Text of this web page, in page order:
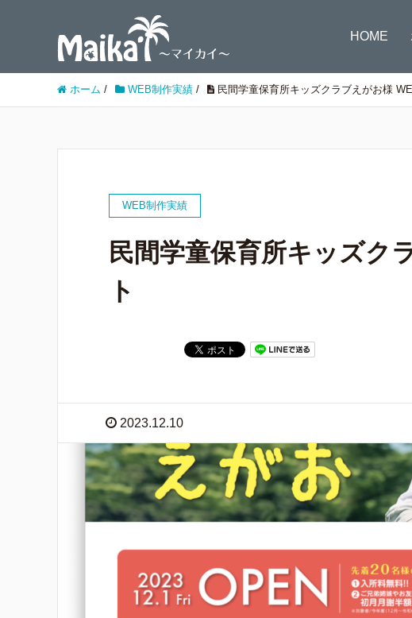
HOME
ホーム / WEB制作実績 / 民間学童保育所キッズクラブえがお様
WEB制作実績
民間学童保育所キッズク
ト
2023.12.10